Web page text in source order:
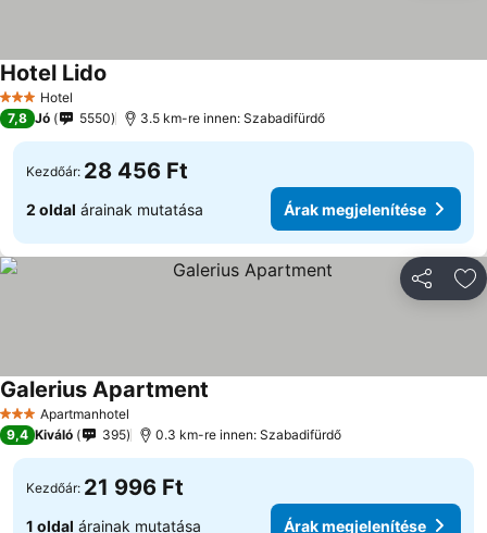
3 Kategória
Hotel
Hotel Lido
7,8 Jó 5550 3.5 km-re innen: Szabadifürdő
Kezdőár: 28 456 Ft
2 oldal árainak mutatása Árak megjelenítése
3 KategóriaApartmanhotel
Galerius Apartment
9,4 Kiváló 395 0.3 km-re innen: Szabadifürdő
Kezdőár: 21 996 Ft
1 oldal árainak mutatása Árak megjelenítése